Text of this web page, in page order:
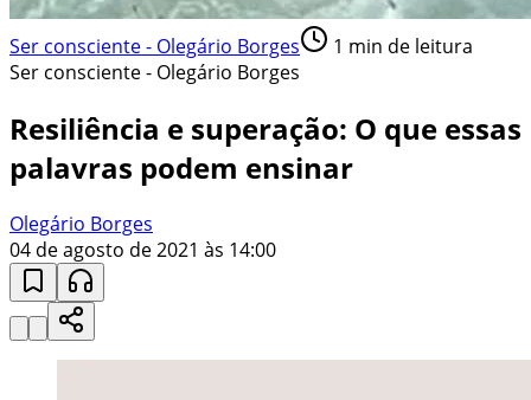
Ser consciente - Olegário Borges 1 min de leitura
Ser consciente - Olegário Borges
Resiliência e superação: O que essas
palavras podem ensinar
Olegário Borges
04 de agosto de 2021 às 14:00